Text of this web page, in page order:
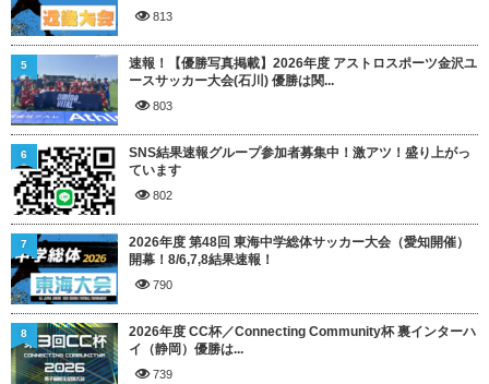
813
速報！【優勝写真掲載】2026年度 アストロスポーツ金沢ユ
ースサッカー大会(石川) 優勝は関...
803
5
SNS結果速報グループ参加者募集中！激アツ！盛り上がっ
ています
802
6
2026年度 第48回 東海中学総体サッカー大会（愛知開催）
開幕！8/6,7,8結果速報！
790
7
2026年度 CC杯／Connecting Community杯 裏インターハ
イ（静岡）優勝は...
739
8